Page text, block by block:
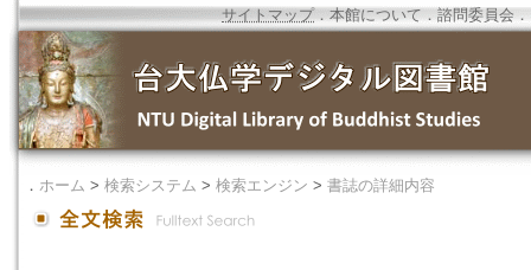
サイトマップ．本館について ． 諮問委員会 ．
． ホーム > 検索システム > 検索エンジン > 書誌の詳細内容